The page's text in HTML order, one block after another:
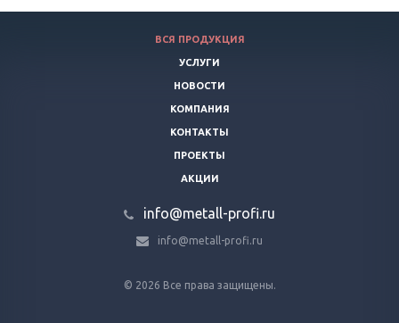
© 2026 Все права защищены.
ВСЯ ПРОДУКЦИЯ
УСЛУГИ
НОВОСТИ
КОМПАНИЯ
КОНТАКТЫ
ПРОЕКТЫ
АКЦИИ
info@metall-profi.ru
info@metall-profi.ru